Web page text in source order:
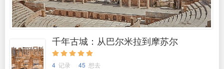
千年古城：从巴尔米拉到摩苏尔
4 记录 45 想去